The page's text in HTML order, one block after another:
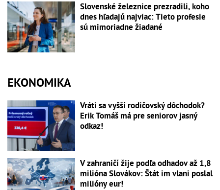
Slovenské železnice prezradili, koho
dnes hľadajú najviac: Tieto profesie
sú mimoriadne žiadané
EKONOMIKA
Vráti sa vyšší rodičovský dôchodok?
Erik Tomáš má pre seniorov jasný
odkaz!
V zahraničí žije podľa odhadov až 1,8
milióna Slovákov: Štát im vlani poslal
milióny eur!